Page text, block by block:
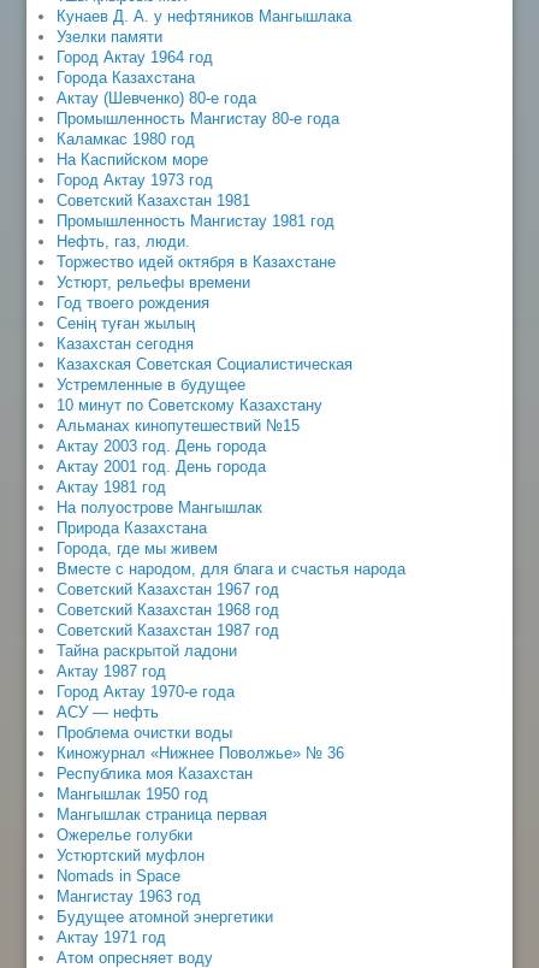
Кунаев Д. А. у нефтяников Мангышлака
Узелки памяти
Город Актау 1964 год
Города Казахстана
Актау (Шевченко) 80-е года
Промышленность Мангистау 80-е года
Каламкас 1980 год
На Каспийском море
Город Актау 1973 год
Советский Казахстан 1981
Промышленность Мангистау 1981 год
Нефть, газ, люди.
Торжество идей октября в Казахстане
Устюрт, рельефы времени
Год твоего рождения
Сенің туған жылың
Казахстан сегодня
Казахская Советская Социалистическая
Устремленные в будущее
10 минут по Советскому Казахстану
Альманах кинопутешествий №15
Актау 2003 год. День города
Актау 2001 год. День города
Актау 1981 год
На полуострове Мангышлак
Природа Казахстана
Города, где мы живем
Вместе с народом, для блага и счастья народа
Советский Казахстан 1967 год
Советский Казахстан 1968 год
Советский Казахстан 1987 год
Тайна раскрытой ладони
Актау 1987 год
Город Актау 1970-е года
АСУ — нефть
Проблема очистки воды
Киножурнал «Нижнее Поволжье» № 36
Республика моя Казахстан
Мангышлак 1950 год
Мангышлак страница первая
Ожерелье голубки
Устюртский муфлон
Nomads in Space
Мангистау 1963 год
Будущее атомной энергетики
Актау 1971 год
Атом опресняет воду